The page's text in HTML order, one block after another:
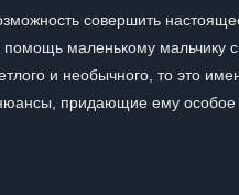
совершить
помощь маленькому мальчику
и необычного, то это
придающие ему особое